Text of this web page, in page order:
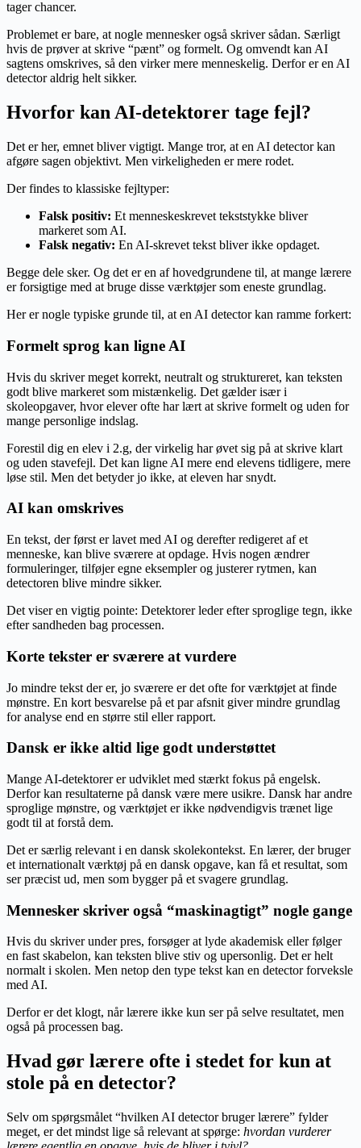
tager chancer.
Problemet er bare, at nogle mennesker også skriver sådan. Særligt
hvis de prøver at skrive “pænt” og formelt. Og omvendt kan AI
sagtens omskrives, så den virker mere menneskelig. Derfor er en AI
detector aldrig helt sikker.
Hvorfor kan AI-detektorer tage fejl?
Det er her, emnet bliver vigtigt. Mange tror, at en AI detector kan
afgøre sagen objektivt. Men virkeligheden er mere rodet.
Der findes to klassiske fejltyper:
Falsk positiv: Et menneskeskrevet tekststykke bliver
markeret som AI.
Falsk negativ: En AI-skrevet tekst bliver ikke opdaget.
Begge dele sker. Og det er en af hovedgrundene til, at mange lærere
er forsigtige med at bruge disse værktøjer som eneste grundlag.
Her er nogle typiske grunde til, at en AI detector kan ramme forkert:
Formelt sprog kan ligne AI
Hvis du skriver meget korrekt, neutralt og struktureret, kan teksten
godt blive markeret som mistænkelig. Det gælder især i
skoleopgaver, hvor elever ofte har lært at skrive formelt og uden for
mange personlige indslag.
Forestil dig en elev i 2.g, der virkelig har øvet sig på at skrive klart
og uden stavefejl. Det kan ligne AI mere end elevens tidligere, mere
løse stil. Men det betyder jo ikke, at eleven har snydt.
AI kan omskrives
En tekst, der først er lavet med AI og derefter redigeret af et
menneske, kan blive sværere at opdage. Hvis nogen ændrer
formuleringer, tilføjer egne eksempler og justerer rytmen, kan
detectoren blive mindre sikker.
Det viser en vigtig pointe: Detektorer leder efter sproglige tegn, ikke
efter sandheden bag processen.
Korte tekster er sværere at vurdere
Jo mindre tekst der er, jo sværere er det ofte for værktøjet at finde
mønstre. En kort besvarelse på et par afsnit giver mindre grundlag
for analyse end en større stil eller rapport.
Dansk er ikke altid lige godt understøttet
Mange AI-detektorer er udviklet med stærkt fokus på engelsk.
Derfor kan resultaterne på dansk være mere usikre. Dansk har andre
sproglige mønstre, og værktøjet er ikke nødvendigvis trænet lige
godt til at forstå dem.
Det er særlig relevant i en dansk skolekontekst. En lærer, der bruger
et internationalt værktøj på en dansk opgave, kan få et resultat, som
ser præcist ud, men som bygger på et svagere grundlag.
Mennesker skriver også “maskinagtigt” nogle gange
Hvis du skriver under pres, forsøger at lyde akademisk eller følger
en fast skabelon, kan teksten blive stiv og upersonlig. Det er helt
normalt i skolen. Men netop den type tekst kan en detector forveksle
med AI.
Derfor er det klogt, når lærere ikke kun ser på selve resultatet, men
også på processen bag.
Hvad gør lærere ofte i stedet for kun at
stole på en detector?
Selv om spørgsmålet “hvilken AI detector bruger lærere” fylder
meget, er det mindst lige så relevant at spørge: hvordan vurderer